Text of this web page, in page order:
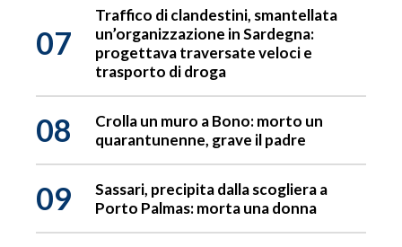
07
Traffico di clandestini, smantellata
un’organizzazione in Sardegna:
progettava traversate veloci e
trasporto di droga
08
Crolla un muro a Bono: morto un
quarantunenne, grave il padre
09
Sassari, precipita dalla scogliera a
Porto Palmas: morta una donna